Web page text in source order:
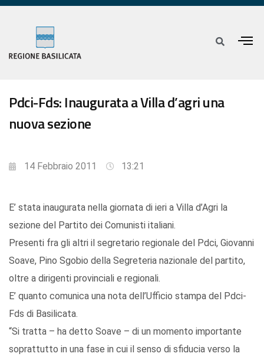
Pdci-Fds: Inaugurata a Villa d’agri una
nuova sezione
14 Febbraio 2011 13:21
E’ stata inaugurata nella giornata di ieri a Villa d’Agri la
sezione del Partito dei Comunisti italiani.
Presenti fra gli altri il segretario regionale del Pdci, Giovanni
Soave, Pino Sgobio della Segreteria nazionale del partito,
oltre a dirigenti provinciali e regionali.
E’ quanto comunica una nota dell’Ufficio stampa del Pdci-
Fds di Basilicata.
“Si tratta – ha detto Soave – di un momento importante
soprattutto in una fase in cui il senso di sfiducia verso la